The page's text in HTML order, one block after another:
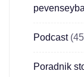
Podcast
Poradnik